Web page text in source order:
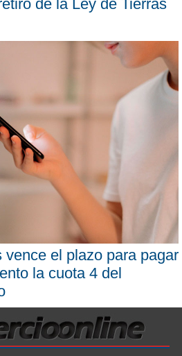
de la Ley de Tierras
el plazo para pagar
la cuota 4 del